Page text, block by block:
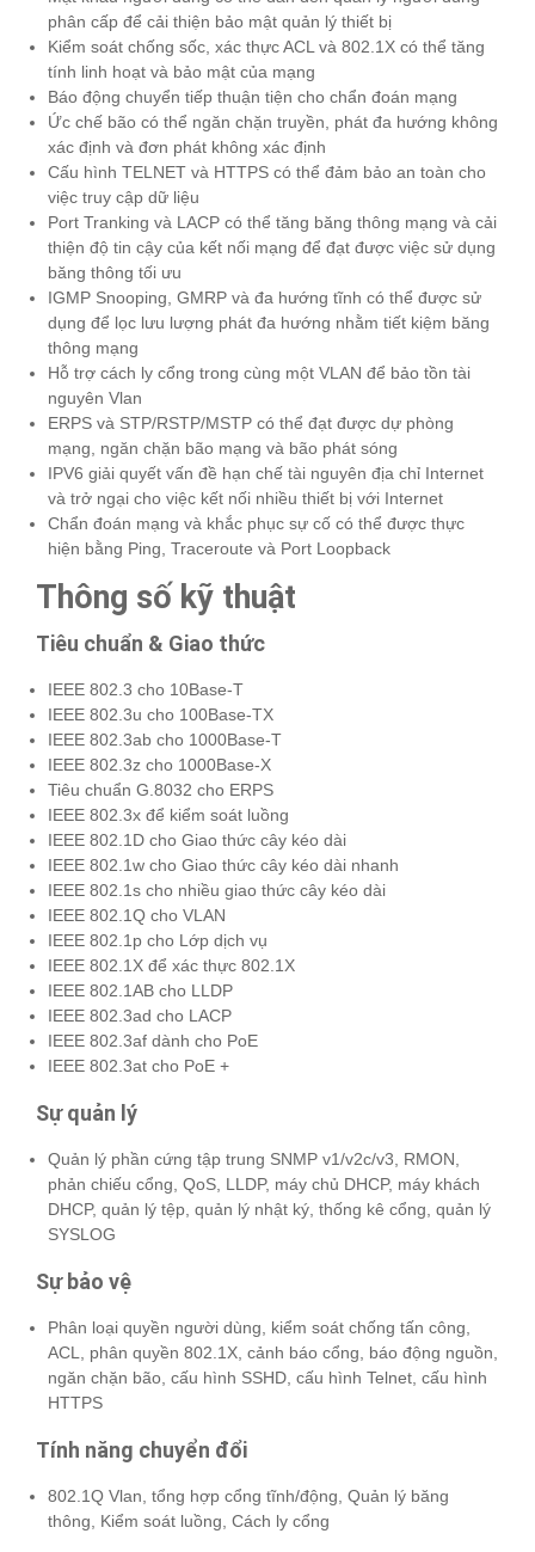
phân cấp để cải thiện bảo mật quản lý thiết bị
Kiểm soát chống sốc, xác thực ACL và 802.1X có thể tăng
tính linh hoạt và bảo mật của mạng
Báo động chuyển tiếp thuận tiện cho chẩn đoán mạng
Ức chế bão có thể ngăn chặn truyền, phát đa hướng không
xác định và đơn phát không xác định
Cấu hình TELNET và HTTPS có thể đảm bảo an toàn cho
việc truy cập dữ liệu
Port Tranking và LACP có thể tăng băng thông mạng và cải
thiện độ tin cậy của kết nối mạng để đạt được việc sử dụng
băng thông tối ưu
IGMP Snooping, GMRP và đa hướng tĩnh có thể được sử
dụng để lọc lưu lượng phát đa hướng nhằm tiết kiệm băng
thông mạng
Hỗ trợ cách ly cổng trong cùng một VLAN để bảo tồn tài
nguyên Vlan
ERPS và STP/RSTP/MSTP có thể đạt được dự phòng
mạng, ngăn chặn bão mạng và bão phát sóng
IPV6 giải quyết vấn đề hạn chế tài nguyên địa chỉ Internet
và trở ngại cho việc kết nối nhiều thiết bị với Internet
Chẩn đoán mạng và khắc phục sự cố có thể được thực
hiện bằng Ping, Traceroute và Port Loopback
Thông số kỹ thuật
Tiêu chuẩn & Giao thức
IEEE 802.3 cho 10Base-T
IEEE 802.3u cho 100Base-TX
IEEE 802.3ab cho 1000Base-T
IEEE 802.3z cho 1000Base-X
Tiêu chuẩn G.8032 cho ERPS
IEEE 802.3x để kiểm soát luồng
IEEE 802.1D cho Giao thức cây kéo dài
IEEE 802.1w cho Giao thức cây kéo dài nhanh
IEEE 802.1s cho nhiều giao thức cây kéo dài
IEEE 802.1Q cho VLAN
IEEE 802.1p cho Lớp dịch vụ
IEEE 802.1X để xác thực 802.1X
IEEE 802.1AB cho LLDP
IEEE 802.3ad cho LACP
IEEE 802.3af dành cho PoE
IEEE 802.3at cho PoE +
Sự quản lý
Quản lý phần cứng tập trung SNMP v1/v2c/v3, RMON,
phản chiếu cổng, QoS, LLDP, máy chủ DHCP, máy khách
DHCP, quản lý tệp, quản lý nhật ký, thống kê cổng, quản lý
SYSLOG
Sự bảo vệ
Phân loại quyền người dùng, kiểm soát chống tấn công,
ACL, phân quyền 802.1X, cảnh báo cổng, báo động nguồn,
ngăn chặn bão, cấu hình SSHD, cấu hình Telnet, cấu hình
HTTPS
Tính năng chuyển đổi
802.1Q Vlan, tổng hợp cổng tĩnh/động, Quản lý băng
thông, Kiểm soát luồng, Cách ly cổng